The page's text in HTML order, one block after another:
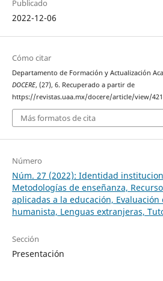
Publicado
2022-12-06
Cómo citar
Departamento de Formación y Actualización
DOCERE, (27), 6. Recuperado a partir de
https://revistas.uaa.mx/docere/article/view/
Más formatos de cita
Número
Núm. 27 (2022): Identidad
Metodologías de enseñanza,
aplicadas a la educación, Evaluación
humanista, Lenguas extranjeras,
Sección
Presentación